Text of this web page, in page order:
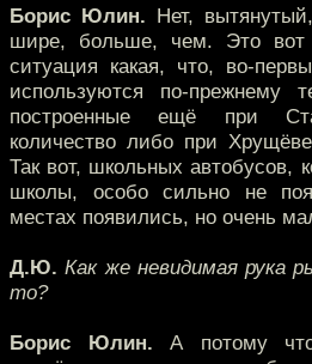
Борис Юлин. Нет,
шире, больше, чем. Это вот
ситуация какая, что, во-
используются по-
построенные ещё при
количество либо при
Так вот, школьных автобусов,
школы, особо сильно не
местах появились, но очень
Д.Ю. Как же невидимая рука
то?
Борис Юлин. А потому